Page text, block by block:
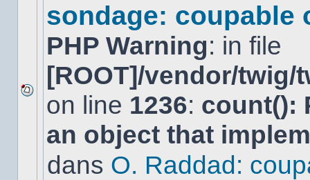
Aucun
nouveau
message
non-
dans
sondage: coupable
PHP Warning: in file
[ROOT]/vendor/
on line 1236: count():
an object that
dans O. Raddad: